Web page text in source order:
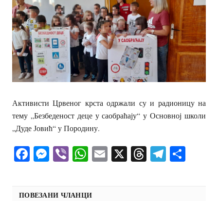
Активисти Црвеног крста одржали су и радионицу на
тему „Безбеденост деце у саобраћају“ у Основној школи
„Дуде Јовић“ у Породину.
Facebook
Messenger
ViberWhatsApp
Email
X Threads
ПОВЕЗАНИ ЧЛАНЦИ